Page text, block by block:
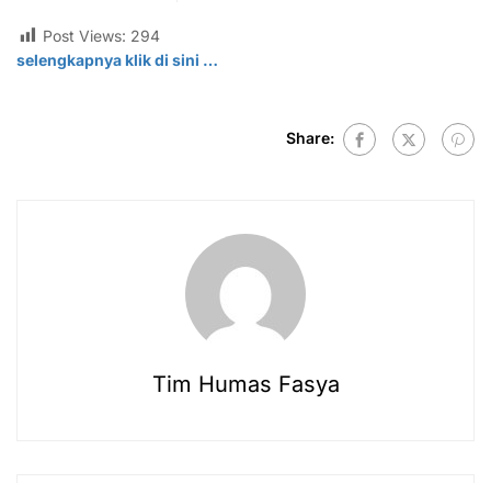
Post Views: 294
selengkapnya klik di sini …
Share:
Tim Humas Fasya